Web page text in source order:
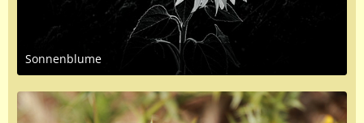
Sonnenblume
August 16, 2022 at 4:40 PM